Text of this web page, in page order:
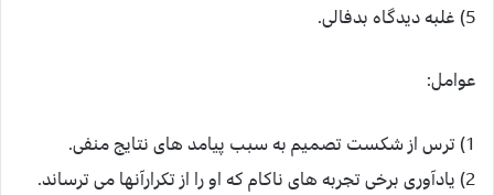
5) غلبه دیدگاه بدفالی.
عوامل:
1) ترس از شکست تصمیم به سبب پیامد های نتایج منفی.
2) یادآوری برخی تجربه های ناکام که او را از تکرارآنها می ترساند.